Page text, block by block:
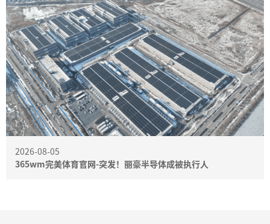
2026-08-05
365wm完美体育官网-突发！丽豪半导体成被执行人